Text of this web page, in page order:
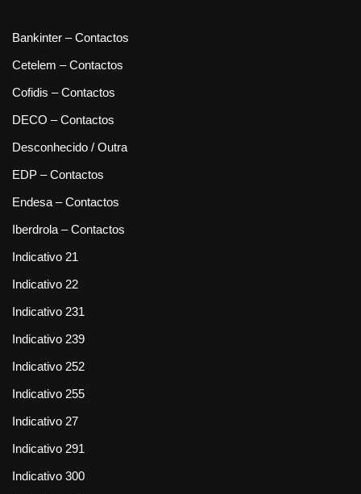
Bankinter – Contactos
Cetelem – Contactos
Cofidis – Contactos
DECO – Contactos
Desconhecido / Outra
EDP – Contactos
Endesa – Contactos
Iberdrola – Contactos
Indicativo 21
Indicativo 22
Indicativo 231
Indicativo 239
Indicativo 252
Indicativo 255
Indicativo 27
Indicativo 291
Indicativo 300